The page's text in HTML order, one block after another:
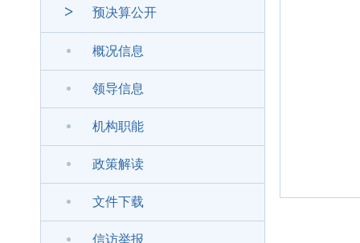
> 预决算公开
概况信息
领导信息
机构职能
政策解读
文件下载
信访举报